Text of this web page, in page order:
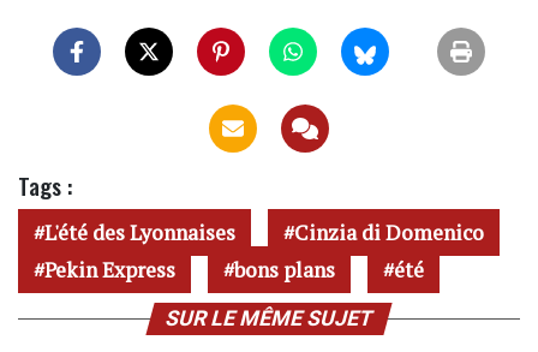
Tags :
L'été des Lyonnaises
Cinzia di Domenico
Pekin Express
bons plans été
SUR LE MÊME SUJET